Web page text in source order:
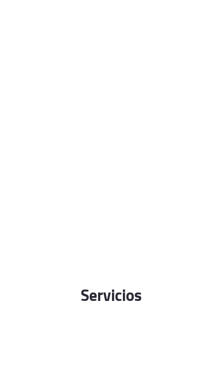
Servicios